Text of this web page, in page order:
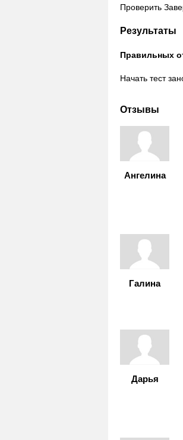
Проверить
Результаты
Правильных
Начать тест
Отзывы
Ангелина
Галина
Дарья